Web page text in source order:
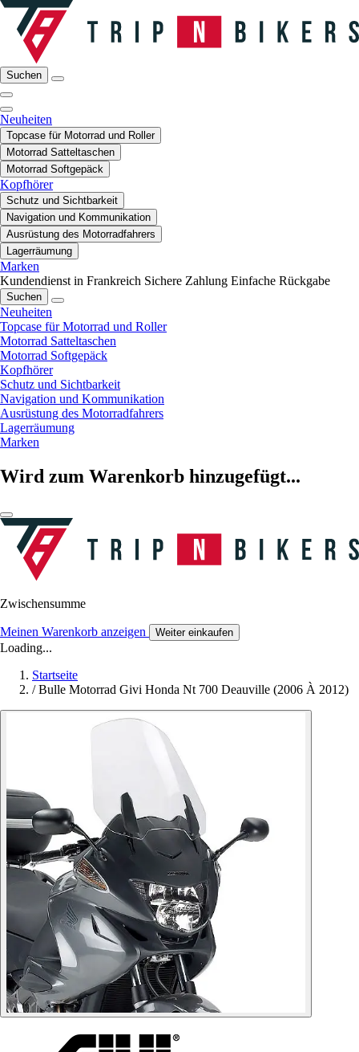
Suchen
Neuheiten
Topcase für Motorrad und Roller
Motorrad Satteltaschen
Motorrad Softgepäck
Kopfhörer
Schutz und Sichtbarkeit
Navigation und Kommunikation
Ausrüstung des Motorradfahrers
Lagerräumung
Marken
Kundendienst in Frankreich Sichere Zahlung Einfache Rückgabe
Suchen
Neuheiten
Topcase für Motorrad und Roller
Motorrad Satteltaschen
Motorrad Softgepäck
Kopfhörer
Schutz und Sichtbarkeit
Navigation und Kommunikation
Ausrüstung des Motorradfahrers
Lagerräumung
Marken
Wird zum Warenkorb hinzugefügt...
Zwischensumme
Meinen Warenkorb anzeigen Weiter einkaufen
Loading...
Startseite
/ Bulle Motorrad Givi Honda Nt 700 Deauville (2006 À 2012)